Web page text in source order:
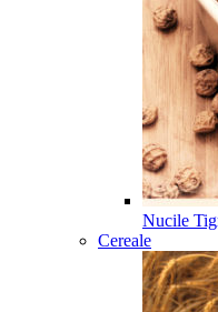
Nucile
Cereale